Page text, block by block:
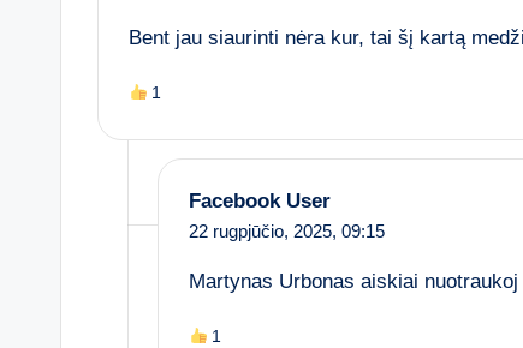
Bent jau siaurinti nėra kur, tai šį kartą
1
Facebook User
22 rugpjūčio, 2025, 09:15
Martynas Urbonas aiskiai
1